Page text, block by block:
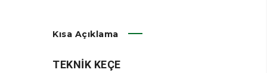
Kısa Açıklama
TEKNİK KEÇE